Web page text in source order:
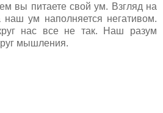
вы питаете свой ум. Взгляд на
наш ум наполняется негативом.
нас все не так. Наш разум
мышления.